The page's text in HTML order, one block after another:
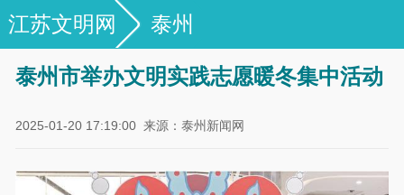
江苏文明网 泰州
泰州市举办文明实践志愿暖冬集中活动
2025-01-20 17:19:00 来源：泰州新闻网